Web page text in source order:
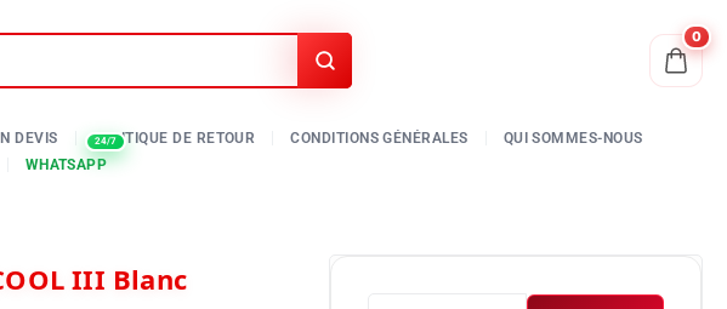
0
III Blanc